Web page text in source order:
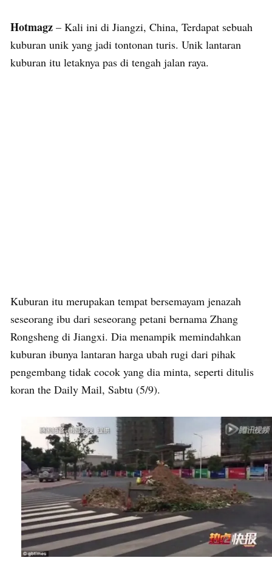
Hotmagz – Kali ini di Jiangzi, China, Terdapat sebuah
kuburan unik yang jadi tontonan turis. Unik lantaran
kuburan itu letaknya pas di tengah jalan raya.
Kuburan itu merupakan tempat bersemayam jenazah
seseorang ibu dari seseorang petani bernama Zhang
Rongsheng di Jiangxi. Dia menampik memindahkan
kuburan ibunya lantaran harga ubah rugi dari pihak
pengembang tidak cocok yang dia minta, seperti ditulis
koran the Daily Mail, Sabtu (5/9).